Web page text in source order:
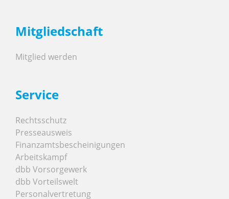
Mitgliedschaft
Mitglied werden
Service
Rechtsschutz
Presseausweis
Finanzamtsbescheinigungen
Arbeitskampf
dbb Vorsorgewerk
dbb Vorteilswelt
Personalvertretung